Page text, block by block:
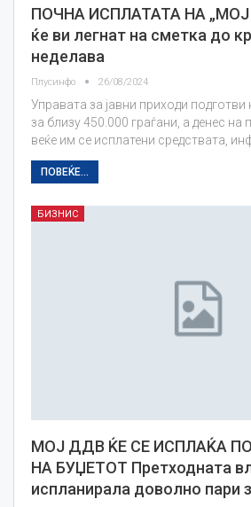
ПОЧНА ИСПЛАТАТА НА „МОЈ
ќе ви легнат на сметка до
неделава
Плусинфо 26/08/2024
Управата за јавни приходи
за близу 450.000 граѓани, а денес на
веќе им се исплатени средствата,
ПОВЕЌЕ...
БИЗНИС
МОЈ ДДВ ЌЕ СЕ ИСПЛАЌА
НА БУЏЕТОТ Претходната
испланирала доволно пари